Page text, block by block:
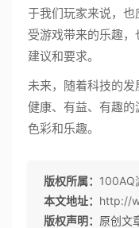
于我们玩家来说，
受游戏带来的乐趣
建议和要求。
未来，随着科技的
健康、有益、有趣
色彩和乐趣。
版权所属： 100AQ
本文地址： http://
版权声明： 原创文